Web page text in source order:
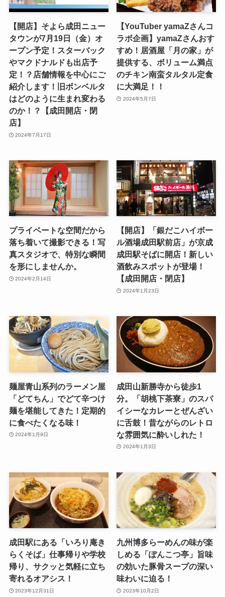
【開店】そよら成田ニュー
タウンが7月19日（金）オ
ープン予定！スターバック
やマクドナルドも出店予
定！？店舗情報を中心にご
紹介します！旧ボンベルタ
はどのように生まれ変わる
のか！？【成田開店・閉
店】
2024年7月17日
【YouTuber yamaZさんコ
ラボ企画】yamaZさんおす
すめ！居酒屋「月の家」が
提供する、ボリューム満点
のチキン南蛮タルタル定食
に大満足！！
2024年5月7日
プライベートな空間だから
落ち着いて撮影できる！写
真スタジオで、特別な瞬間
を形にしませんか。
2024年2月14日
【開店】「銀だこハイボー
ル酒場成田駅前店」が京成
成田駅そばに開店！新しい
酒飲みスポットが登場！
【成田開店・閉店】
2024年1月23日
麺屋青山系列のラーメン屋
「どてちん」でどて辛つけ
麺を堪能してきた！定期的
に食べたくなる味！
2024年1月9日
成田山新勝寺から徒歩1
分。「胡桃下茶寮」のスパ
イシーなカレーとぜんざい
に舌鼓！昔ながらのレトロ
な雰囲気に酔いしれた！
2024年1月3日
成田駅にある「いろり庵き
らくそば」仕事帰りや学校
帰り、サクッと気軽に立ち
寄れるオアシス！
2023年12月31日
九州博多らーめんの味が楽
しめる「ぽんこつ亭」旨味
の効いた豚骨スープの深い
味わいに迫る！
2023年10月2日